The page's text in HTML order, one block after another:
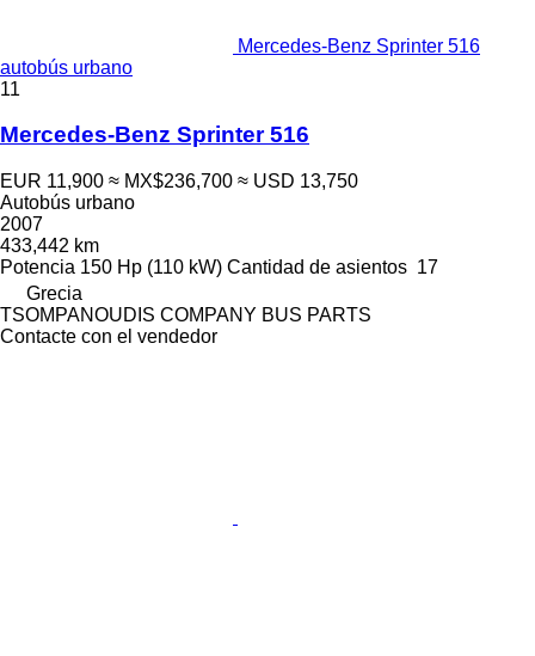
Mercedes-Benz Sprinter 516
autobús urbano
11
Mercedes-Benz Sprinter 516
EUR 11,900 ≈ MX$236,700 ≈ USD 13,750
Autobús urbano
2007
433,442 km
Potencia 150 Hp (110 kW) Cantidad de asientos 17
Grecia
TSOMPANOUDIS COMPANY BUS PARTS
Contacte con el vendedor